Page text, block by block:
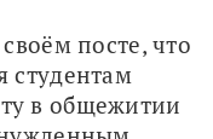
посте, что
студентам
в общежитии